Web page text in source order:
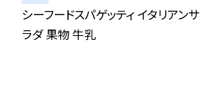
シーフードスパゲッティ イタリアンサ
ラダ 果物 牛乳